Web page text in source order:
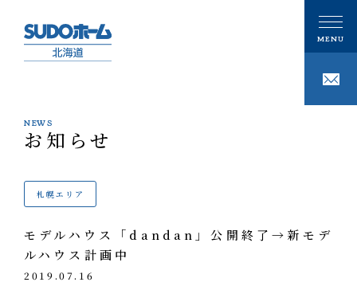
CONCEPT
PHILOSOPHY
私たちの家づくり
注文住宅
技術
GALLERY
NEWS
お知らせ
札幌エリア
モデルハウス「dandan」公開終了→新モデ
ルハウス計画中
2019.07.16